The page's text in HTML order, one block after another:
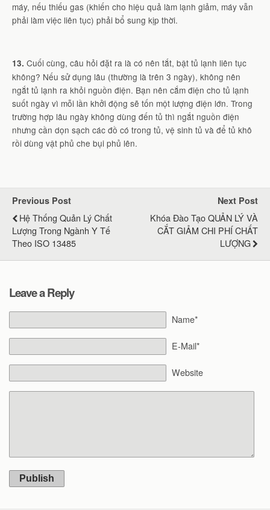
máy, nếu thiếu gas (khiến cho hiệu quả làm lạnh giảm, máy vẫn
phải làm việc liên tục) phải bổ sung kịp thời.
13. Cuối cùng, câu hỏi đặt ra là có nên tắt, bật tủ lạnh liên tục
không? Nếu sử dụng lâu (thường là trên 3 ngày), không nên
ngắt tủ lạnh ra khỏi nguồn điện. Bạn nên cắm điện cho tủ lạnh
suốt ngày vì mỗi lần khởi động sẽ tốn một lượng điện lớn. Trong
trường hợp lâu ngày không dùng đến tủ thì ngắt nguồn điện
nhưng cần dọn sạch các đồ có trong tủ, vệ sinh tủ và để tủ khô
rồi dùng vật phủ che bụi phủ lên.
Previous Post
Hệ Thống Quản Lý Chất
Lượng Trong Ngành Y Tế
Theo ISO 13485
Next Post
Khóa Đào Tạo QUẢN LÝ VÀ
CẮT GIẢM CHI PHÍ CHẤT
LƯỢNG
Leave a Reply
Name*
E-Mail*
Website
Publish